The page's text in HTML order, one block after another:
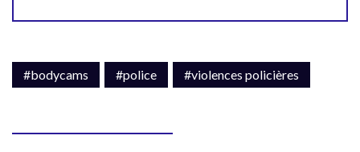
#bodycams #police #violences policières